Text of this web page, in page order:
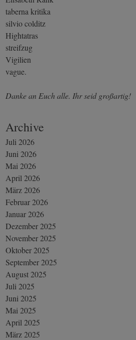
taberna kritika
silvio colditz
Hightatras
streifzug
Vigilien
vague.
Danke an Euch alle. Ihr seid großartig!
Archive
Juli 2026
Juni 2026
Mai 2026
April 2026
März 2026
Februar 2026
Januar 2026
Dezember 2025
November 2025
Oktober 2025
September 2025
August 2025
Juli 2025
Juni 2025
Mai 2025
April 2025
März 2025